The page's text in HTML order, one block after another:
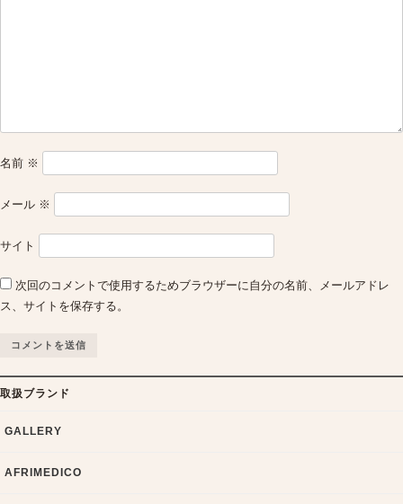
名前 ※
メール ※
サイト
次回のコメントで使用するためブラウザーに自分の名前、メールアドレ
ス、サイトを保存する。
取扱ブランド
GALLERY
AFRIMEDICO